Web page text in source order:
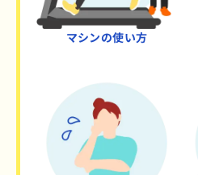
マシンの使い方